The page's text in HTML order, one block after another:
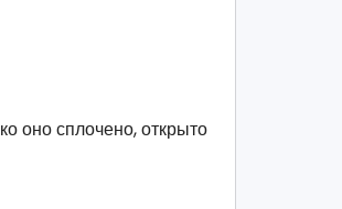
оно сплочено, открыто